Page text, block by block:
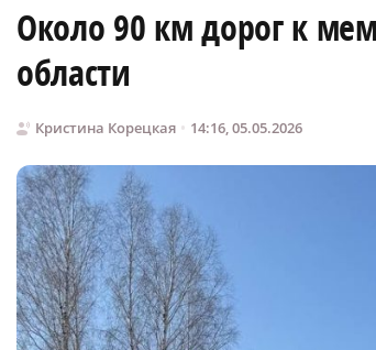
Около 90 км дорог к
области
Кристина Корецкая 14:16, 05.05.2026